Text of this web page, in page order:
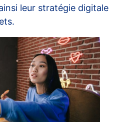
leur stratégie digitale